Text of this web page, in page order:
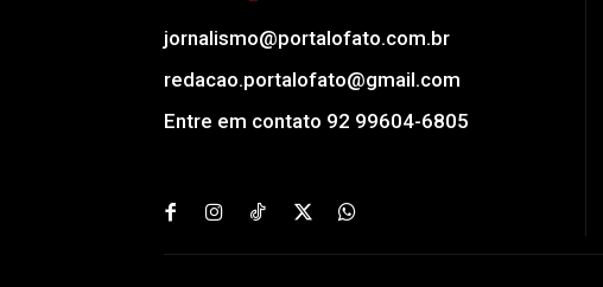
jornalismo@portalofato.com.br
redacao.portalofato@gmail.com
Entre em contato 92 99604-6805